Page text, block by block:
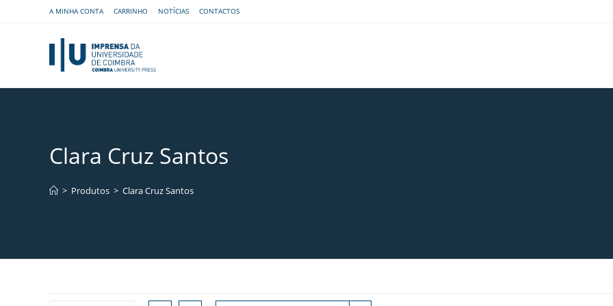
A MINHA CONTA CARRINHO NOTÍCIAS CONTACTOS
Clara Cruz Santos
> Produtos > Clara Cruz Santos